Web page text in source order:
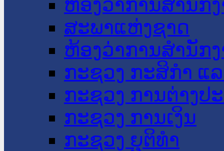
ຫ້ອງວ່າການສໍານັກ
ສະພາແຫ່ງຊາດ
ຫ້ອງວ່າການສຳນັກ
ກະຊວງ ກະສິກຳ ແ
ກະຊວງ ການຕ່າງປ
ກະຊວງ ການເງິນ
ກະຊວງ ຍຸຕິທໍາ